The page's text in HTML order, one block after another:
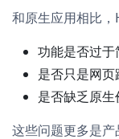
和原生应用相比，
功能是否过于
是否只是网页
是否缺乏原生
这些问题更多是产